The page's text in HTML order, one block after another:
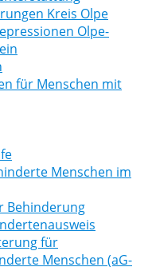
Kreis Olpe
Olpe-
für Menschen mit
Menschen im
Behinderung
für
Menschen (aG-